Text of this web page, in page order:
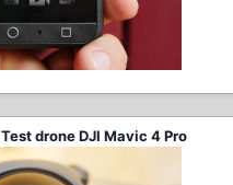
Test drone DJI Mavic 4 Pro